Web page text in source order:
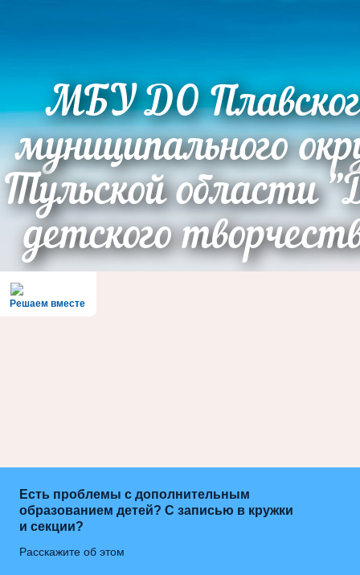
МБУ ДО
муниципального
Тульской области
детского
Решаем вместе
Есть проблемы с дополнительным
образованием детей? С записью в кружки
и секции?
Расскажите об этом